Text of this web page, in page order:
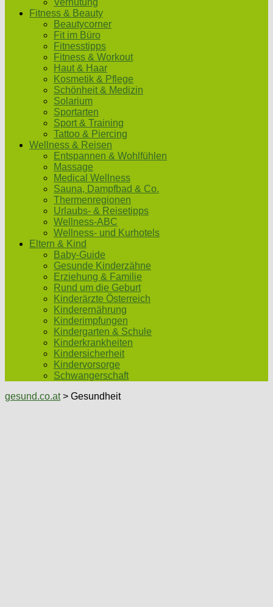
Verhütung
Fitness & Beauty
Beautycorner
Fit im Büro
Fitnesstipps
Fitness & Workout
Haut & Haar
Kosmetik & Pflege
Schönheit & Medizin
Solarium
Sportarten
Sport & Training
Tattoo & Piercing
Wellness & Reisen
Entspannen & Wohlfühlen
Massage
Medical Wellness
Sauna, Dampfbad & Co.
Thermenregionen
Urlaubs- & Reisetipps
Wellness-ABC
Wellness- und Kurhotels
Eltern & Kind
Baby-Guide
Gesunde Kinderzähne
Erziehung & Familie
Rund um die Geburt
Kinderärzte Österreich
Kinderernährung
Kinderimpfungen
Kindergarten & Schule
Kinderkrankheiten
Kindersicherheit
Kindervorsorge
Schwangerschaft
gesund.co.at> Gesundheit